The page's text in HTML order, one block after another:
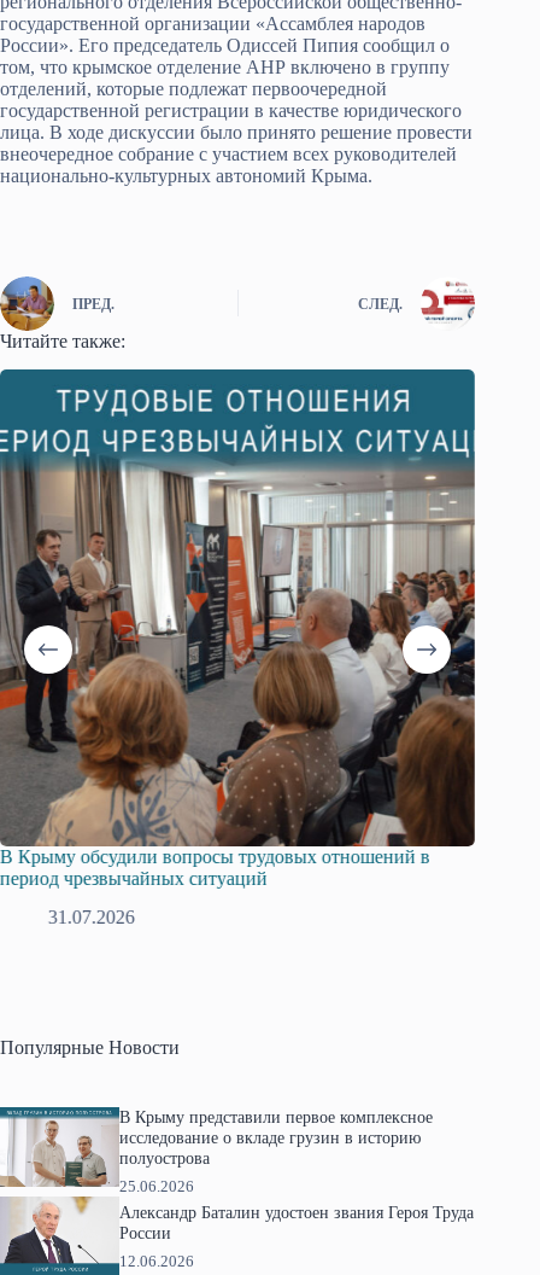
государственной организации «Ассамблея народов
России». Его председатель Одиссей Пипия сообщил о
том, что крымское отделение АНР включено в группу
отделений, которые подлежат первоочередной
государственной регистрации в качестве юридического
лица. В ходе дискуссии было принято решение провести
внеочередное собрание с участием всех руководителей
национально-культурных автономий Крыма.
ПРЕД. СЛЕД.
Читайте также:
В Крыму обсудили вопросы трудовых отношений в
период чрезвычайных ситуаций
31.07.2026
Популярные Новости
В Крыму представили первое комплексное
исследование о вкладе грузин в историю
полуострова
25.06.2026
Александр Баталин удостоен звания Героя Труда
России
12.06.2026